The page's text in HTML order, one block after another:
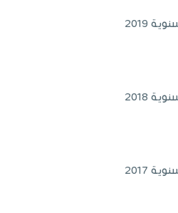
2019
2018
2017